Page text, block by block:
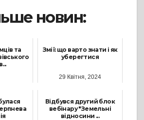
новин:
та
Змії: що варто знати і як
уберегтися
29 Квітня, 2024
Відбувся другий блок
вебінару "Земельні
відносини ...